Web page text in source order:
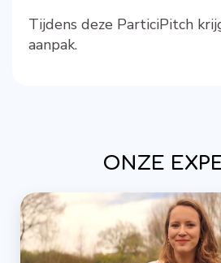
Tijdens deze ParticiPitch
aanpak.
ONZE